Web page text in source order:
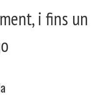
i fins un